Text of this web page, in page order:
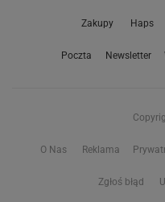
Zakupy Haps
Poczta Newsletter
O Nas Reklama
Zgłoś błąd